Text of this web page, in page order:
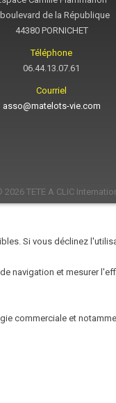
de la République
44380 PORNICHET
Téléphone
06.44.13.07.61
Courriel
asso@matelots-vie.com
2026 TETE A CLIC
Si vous déclinez
navigation et mesurer
commerciale et